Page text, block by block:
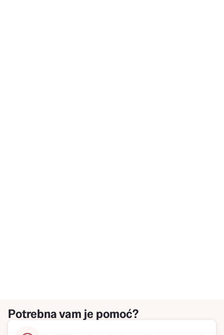
Potrebna vam je pomoć?